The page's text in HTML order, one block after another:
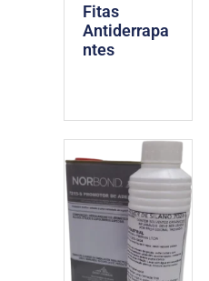
Fitas
Antiderrapa
ntes